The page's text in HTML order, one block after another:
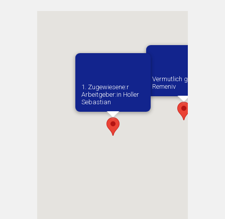
Vermutlich geboren in
Remeniv
1. Zugewiesene:r
Arbeitgeber:in​ Holler
Sebastian